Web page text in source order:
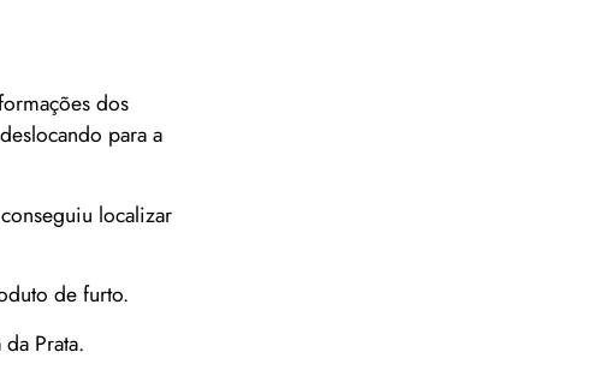
dos
para a
localizar
de furto.
Prata.